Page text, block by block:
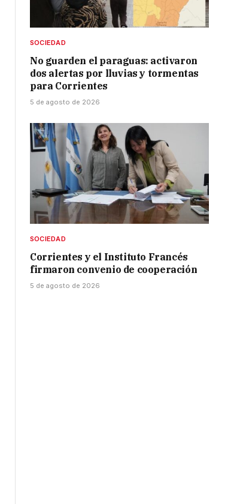
SOCIEDAD
No guarden el paraguas: activaron
dos alertas por lluvias y tormentas
para Corrientes
5 de agosto de 2026
SOCIEDAD
Corrientes y el Instituto Francés
firmaron convenio de cooperación
5 de agosto de 2026